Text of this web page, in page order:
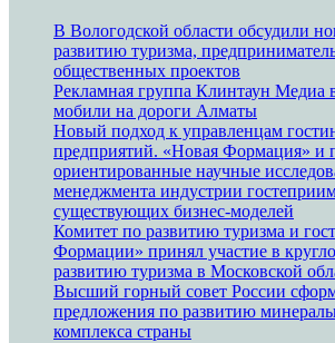
В Вологодской области обсудили
развитию туризма,
общественных проектов
Рекламная группа Клинтаун Медиа
мобили на дороги Алматы
Новый подход к управленцам
предприятий. «Новая Формация» и
ориентированные научные
менеджмента индустрии
существующих бизнес-моделей
Комитет по развитию туризма и
Формации» принял участие в
развитию туризма в Московской
Высший горный совет России
предложения по развитию
комплекса страны